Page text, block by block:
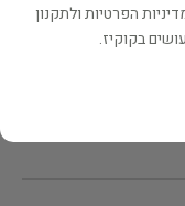
הפרטיות ולתקנון
בקוקיז.